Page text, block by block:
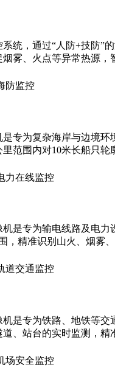
统，通过“人防+技防”
烟雾、火点等异常热源
防监控
专为复杂海岸与边境
里范围内对10米长船只
力在线监控
是专为输电线路及电
，精准识别山火、烟雾
道交通监控
是专为铁路、地铁等
、站台的实时监测，
场安全监控